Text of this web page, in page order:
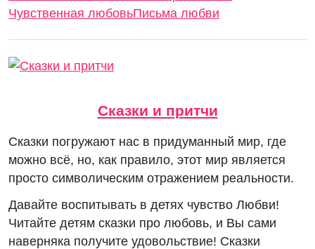
Чувственная любовьПисьма любви
Сказки и притчи
Сказки погружают нас в придуманный мир, где
можно всё, но, как правило, этот мир является
просто символическим отражением реальности.
Давайте воспитывать в детях чувство Любви!
Читайте детям сказки про любовь, и Вы сами
наверняка получите удовольствие! Сказки